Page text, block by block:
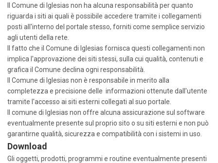
Il Comune di Iglesias non ha alcuna responsabilità per quanto
riguarda i siti ai quali è possibile accedere tramite i collegamenti
posti all'interno del portale stesso, forniti come semplice servizio
agli utenti della rete.
Il fatto che il Comune di Iglesias fornisca questi collegamenti non
implica l'approvazione dei siti stessi, sulla cui qualità, contenuti e
grafica il Comune declina ogni responsabilità.
Il Comune di Iglesias non è responsabile in merito alla
completezza e precisione delle informazioni ottenute dall'utente
tramite l'accesso ai siti esterni collegati al suo portale.
Il comune di Iglesias non offre alcuna assicurazione sul software
eventualmente presente sul proprio sito o su siti esterni e non può
garantirne qualità, sicurezza e compatibilità con i sistemi in uso.
Download
Gli oggetti, prodotti, programmi e routine eventualmente presenti